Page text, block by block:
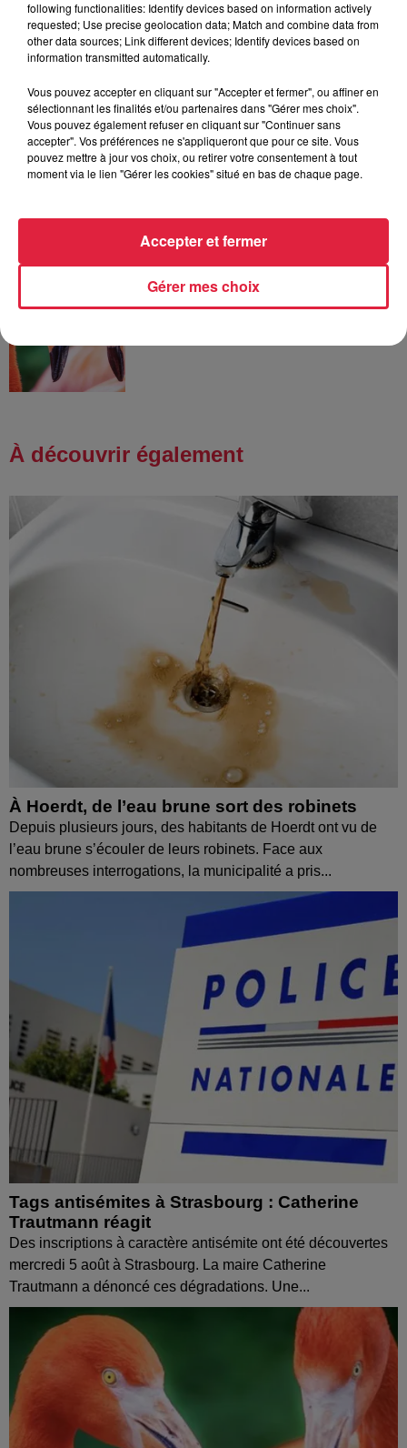
6 août 2026
À Hoerdt, de l’eau brune sort des
6 août 2026
Tags antisémites à Strasbourg :
6 août 2026
À découvrir également
À Hoerdt, de l’eau brune sort des robinets
Depuis plusieurs jours, des habitants de Hoerdt ont vu de
l’eau brune s’écouler de leurs robinets. Face aux
nombreuses interrogations, la municipalité a pris...
Tags antisémites à Strasbourg : Catherine
Trautmann réagit
Des inscriptions à caractère antisémite ont été découvertes
mercredi 5 août à Strasbourg. La maire Catherine
Trautmann a dénoncé ces dégradations. Une...
following functionalities: Identify devices based on information actively
requested; Use precise geolocation data; Match and combine data from
other data sources; Link different devices; Identify devices based on
information transmitted automatically.
Vous pouvez accepter en cliquant sur "Accepter et fermer", ou affiner en
sélectionnant les finalités et/ou partenaires dans "Gérer mes choix".
Vous pouvez également refuser en cliquant sur "Continuer sans
accepter". Vos préférences ne s'appliqueront que pour ce site. Vous
pouvez mettre à jour vos choix, ou retirer votre consentement à tout
moment via le lien "Gérer les cookies" situé en bas de chaque page.
Gérer mes choix
Accepter et fermer